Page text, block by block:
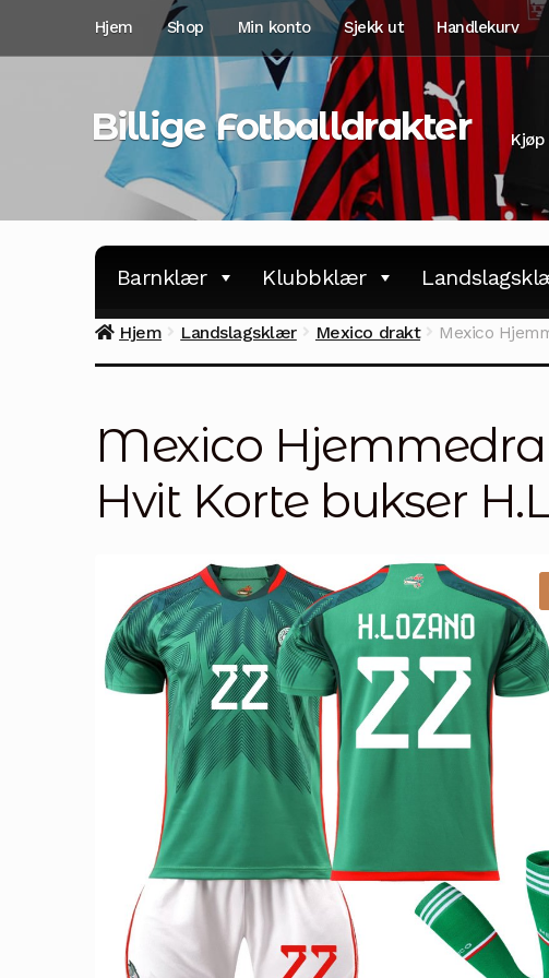
navigasjon
innhold
Hjem Shop Min konto Sjekk ut Handlekurv
Billige Fotballdrakter
Barnklær Klubbklær
Hjem Landslagsklær Mexico drakt Mexico
Mexico
Hvit Korte bukser